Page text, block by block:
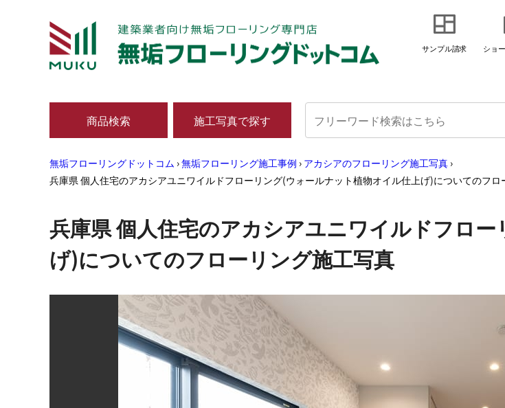
サンプル請求 ショ
商品検索 施工写真で探す
無垢フローリングドットコム ›無垢フローリング施工事例 › アカシアのフローリング施工写真 ›
兵庫県 個人住宅のアカシアユニワイルドフローリング(ウォールナット植物オイル仕上げ)についてのフロ
兵庫県 個人住宅のアカシアユニワイルドフロ
げ)についてのフローリング施工写真